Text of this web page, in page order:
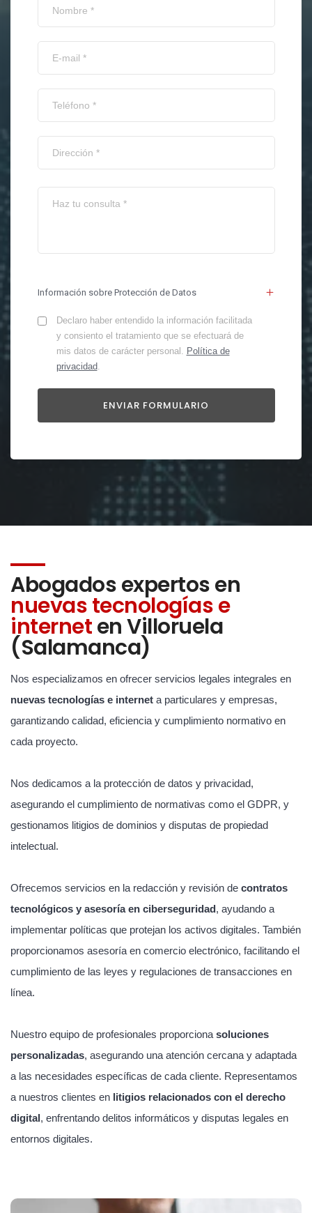
Información sobre Protección de Datos
Declaro haber entendido la información facilitada
y consiento el tratamiento que se efectuará de
mis datos de carácter personal. Política de
privacidad.
Abogados expertos en
nuevas tecnologías e
interneten Villoruela
(Salamanca)
Nos especializamos en ofrecer servicios legales integrales en
nuevas tecnologías e internet a particulares y empresas,
garantizando calidad, eficiencia y cumplimiento normativo en
cada proyecto.
Nos dedicamos a la protección de datos y privacidad,
asegurando el cumplimiento de normativas como el GDPR, y
gestionamos litigios de dominios y disputas de propiedad
intelectual.
Ofrecemos servicios en la redacción y revisión de contratos
tecnológicos y asesoría en ciberseguridad, ayudando a
implementar políticas que protejan los activos digitales. También
proporcionamos asesoría en comercio electrónico, facilitando el
cumplimiento de las leyes y regulaciones de transacciones en
línea.
Nuestro equipo de profesionales proporciona soluciones
personalizadas, asegurando una atención cercana y adaptada
a las necesidades específicas de cada cliente. Representamos
a nuestros clientes en litigios relacionados con el derecho
digital, enfrentando delitos informáticos y disputas legales en
entornos digitales.